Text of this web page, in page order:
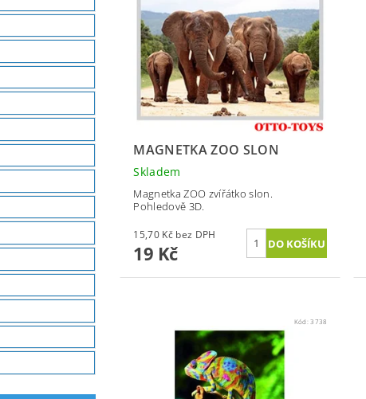
MAGNETKA ZOO SLON
Skladem
Magnetka ZOO zvířátko slon.
Pohledově 3D.
15,70 Kč bez DPH
19 Kč
Kód:3738